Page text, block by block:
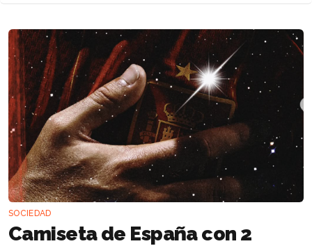
SOCIEDAD
Camiseta de España con 2